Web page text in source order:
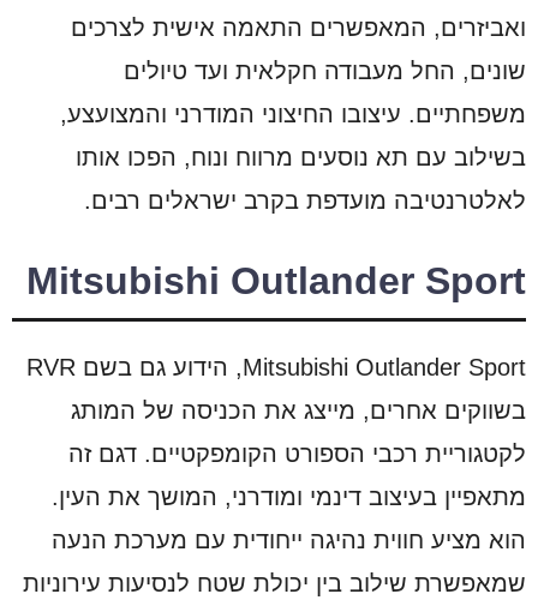
ואביזרים, המאפשרים התאמה אישית לצרכים
שונים, החל מעבודה חקלאית ועד טיולים
משפחתיים. עיצובו החיצוני המודרני והמצועצע,
בשילוב עם תא נוסעים מרווח ונוח, הפכו אותו
לאלטרנטיבה מועדפת בקרב ישראלים רבים.
Mitsubishi Outlander Sport
Mitsubishi Outlander Sport, הידוע גם בשם RVR
בשווקים אחרים, מייצג את הכניסה של המותג
לקטגוריית רכבי הספורט הקומפקטיים. דגם זה
מתאפיין בעיצוב דינמי ומודרני, המושך את העין.
הוא מציע חווית נהיגה ייחודית עם מערכת הנעה
שמאפשרת שילוב בין יכולת שטח לנסיעות עירוניות